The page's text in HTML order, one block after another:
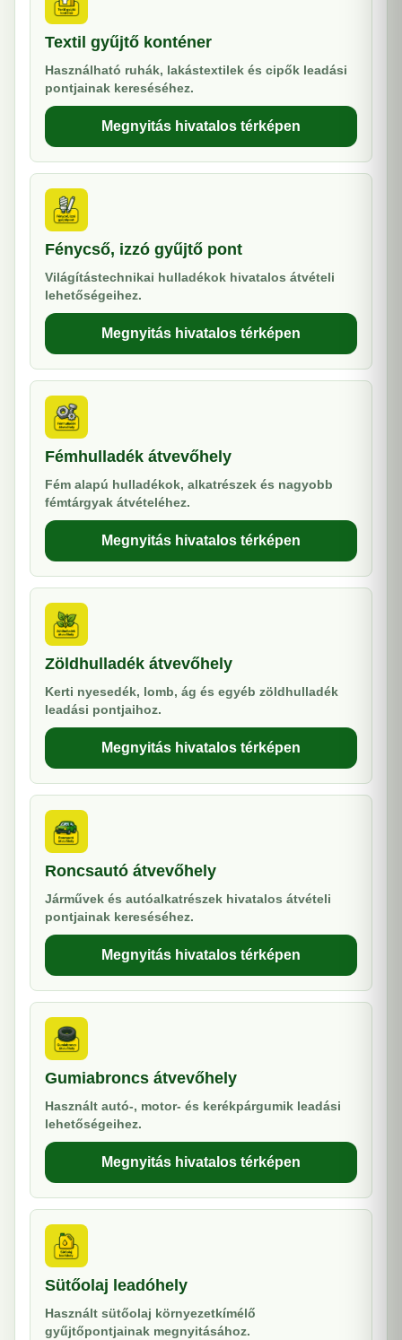
Textil gyűjtő konténer
Használható ruhák, lakástextilek és cipők leadási
pontjainak kereséséhez.
Megnyitás hivatalos térképen
Fénycső, izzó gyűjtő pont
Világítástechnikai hulladékok hivatalos átvételi
lehetőségeihez.
Megnyitás hivatalos térképen
Fémhulladék átvevőhely
Fém alapú hulladékok, alkatrészek és nagyobb
fémtárgyak átvételéhez.
Megnyitás hivatalos térképen
Zöldhulladék átvevőhely
Kerti nyesedék, lomb, ág és egyéb zöldhulladék
leadási pontjaihoz.
Megnyitás hivatalos térképen
Roncsautó átvevőhely
Járművek és autóalkatrészek hivatalos átvételi
pontjainak kereséséhez.
Megnyitás hivatalos térképen
Gumiabroncs átvevőhely
Használt autó-, motor- és kerékpárgumik leadási
lehetőségeihez.
Megnyitás hivatalos térképen
Sütőolaj leadóhely
Használt sütőolaj környezetkímélő
gyűjtőpontjainak megnyitásához.